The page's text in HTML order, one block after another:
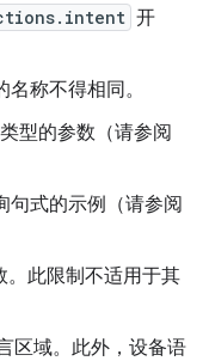
开
称不得相同。
型的参数（请参阅
句式的示例（请参阅
。此限制不适用于其
区域。此外，设备语